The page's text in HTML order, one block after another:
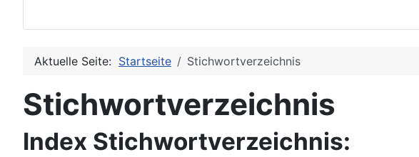
Aktuelle Seite: Startseite Stichwortverzeichnis
Stichwortverzeichnis
Index Stichwortverzeichnis: